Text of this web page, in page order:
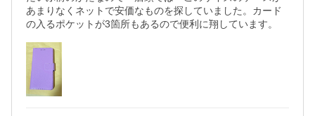
あまりなくネットで安価なものを探していました。カード
の入るポケットが3箇所もあるので便利に翔しています。